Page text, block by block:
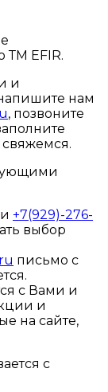
ТМ EFIR.
и
нам
, позвоните
+7(929)-276-
выбор
письмо с
с Вами и
и
на сайте,
с